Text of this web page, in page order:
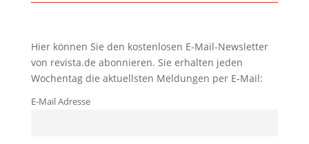
Hier können Sie den kostenlosen E-Mail-Newsletter
von revista.de abonnieren. Sie erhalten jeden
Wochentag die aktuellsten Meldungen per E-Mail:
E-Mail Adresse